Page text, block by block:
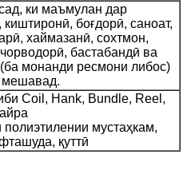
ки маъмулан дар
боғдорӣ, саноат,
хаймазанӣ, сохтмон,
бастабандӣ ва
монанди ресмони либос)
мешавад.
Coil, Hank, Bundle, Reel,
полиэтилении мустаҳкам,
қуттӣ